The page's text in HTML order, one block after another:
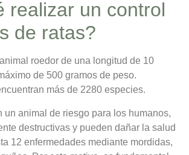
realizar un control
de ratas?
roedor de una longitud de 10
de 500 gramos de peso.
más de 2280 especies.
un animal de riesgo para los humanos,
destructivas y pueden dañar la salud
12 enfermedades mediante mordidas,